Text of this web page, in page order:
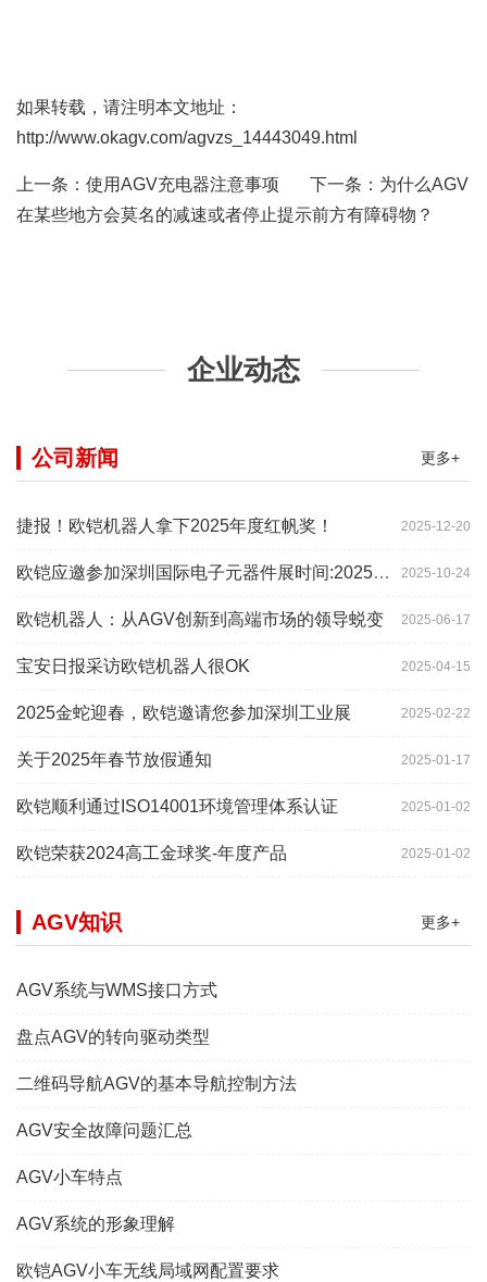
如果转载，请注明本文地址：
http://www.okagv.com/agvzs_14443049.html
上一条： 使用AGV充电器注意事项 下一条： 为什么AGV
在某些地方会莫名的减速或者停止提示前方有障碍物？
企业动态
更多+
公司新闻
2025-12-20
捷报！欧铠机器人拿下2025年度红帆奖！
2025-10-24
欧铠应邀参加深圳国际电子元器件展时间:2025年10月28-
2025-06-17
欧铠机器人：从AGV创新到高端市场的领导蜕变
2025-04-15
宝安日报采访欧铠机器人很OK
2025-02-22
2025金蛇迎春，欧铠邀请您参加深圳工业展
2025-01-17
关于2025年春节放假通知
2025-01-02
欧铠顺利通过ISO14001环境管理体系认证
2025-01-02
欧铠荣获2024高工金球奖-年度产品
更多+
AGV知识
AGV系统与WMS接口方式
盘点AGV的转向驱动类型
二维码导航AGV的基本导航控制方法
AGV安全故障问题汇总
AGV小车特点
AGV系统的形象理解
欧铠AGV小车无线局域网配置要求